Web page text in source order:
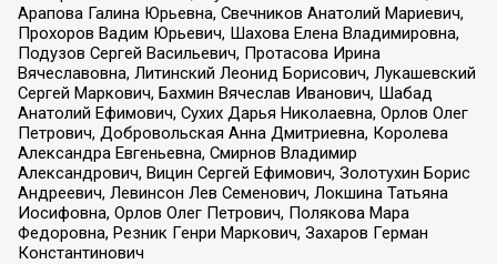
Арапова Галина Юрьевна, Свечников Анатолий Мариевич,
Прохоров Вадим Юрьевич, Шахова Елена Владимировна,
Подузов Сергей Васильевич, Протасова Ирина
Вячеславовна, Литинский Леонид Борисович, Лукашевский
Сергей Маркович, Бахмин Вячеслав Иванович, Шабад
Анатолий Ефимович, Сухих Дарья Николаевна, Орлов Олег
Петрович, Добровольская Анна Дмитриевна, Королева
Александра Евгеньевна, Смирнов Владимир
Александрович, Вицин Сергей Ефимович, Золотухин Борис
Андреевич, Левинсон Лев Семенович, Локшина Татьяна
Иосифовна, Орлов Олег Петрович, Полякова Мара
Федоровна, Резник Генри Маркович, Захаров Герман
Константинович